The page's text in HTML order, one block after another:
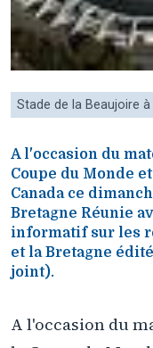
Stade de la Beaujoire
A l'occasion du
Coupe du Monde
Canada ce
Bretagne Réunie
informatif sur les
et la Bretagne
joint).
A l'occasion du